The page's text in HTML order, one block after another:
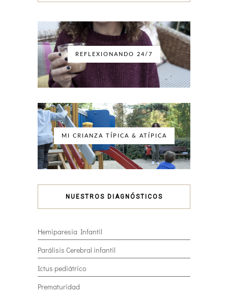
REFLEXIONANDO 24/7
MI CRIANZA TÍPICA & ATÍPICA
NUESTROS DIAGNÓSTICOS
Hemiparesia Infantil
Parálisis Cerebral infantil
Ictus pediátrico
Prematuridad